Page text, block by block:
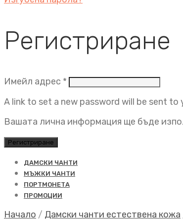
Регистриране
Имейл адрес * Задължително
A link to set a new password will be sent to
Вашата лична информация ще бъде
Регистриране
ДАМСКИ ЧАНТИ
МЪЖКИ ЧАНТИ
ПОРТМОНЕТА
ПРОМОЦИИ
Начало / Дамски чанти естествена кожа